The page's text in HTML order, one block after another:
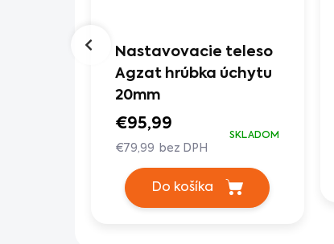
Nastavovacie teleso
Agzat hrúbka úchytu
20mm
€95,99
€79,99 bez DPH
SKLADOM
Do košíka